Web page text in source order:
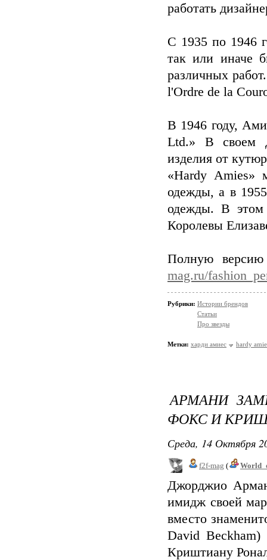
работать
С 1935 по 1946
так или иначе
различных
l'Ordre de la
В 1946 году,
Ltd.» В своем
изделия от
«Hardy Amies»
одежды, а в
одежды. В
Королевы
Полную
mag.ru/
Рубрики: Истории брендов
Статьи
Про звезды
Метки: харди амиес hardy
АРМАНИ
ФОКС И
Среда, 14 Октября
f2f-mag (
Джорджио
имидж своей
вместо
David
Криштиану